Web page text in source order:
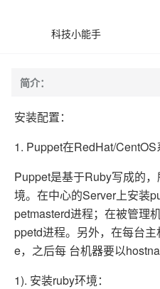
科技小能手
简介：
安装配置：
1. Puppet在RedHat/
Puppet是基于Ruby写成的
境。在中心的Server上安装
petmasterd进程；在被管理
ppetd进程。另外，在每台
e，之后每 台机器要以
1). 安装ruby环境：